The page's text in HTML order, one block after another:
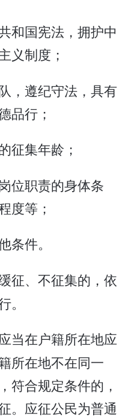
和国宪法，拥护中
义制度；
，遵纪守法，具有
品行；
征集年龄；
位职责的身体条
度等；
条件。
征、不征集的，依
当在户籍所在地应
所在地不在同一
符合规定条件的，
。应征公民为普通